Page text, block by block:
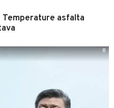
Temperature asfalta
0